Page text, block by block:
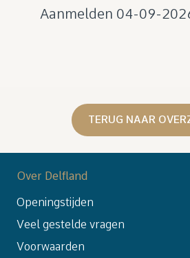
Aanmelden 04-09-
TERUG NAAR
Over Delfland
Openingstijden
Veel gestelde vragen
Voorwaarden